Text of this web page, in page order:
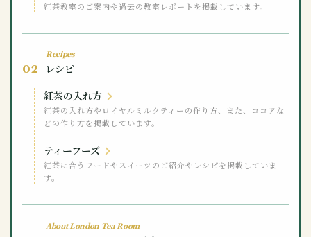
紅茶教室のご案内や過去の教室レポートを掲載しています。
Recipes
02
レシピ
紅茶の入れ方
紅茶の入れ方やロイヤルミルクティーの作り方、また、ココアな
どの作り方を掲載しています。
ティーフーズ
紅茶に合うフードやスイーツのご紹介やレシピを掲載していま
す。
About London Tea Room